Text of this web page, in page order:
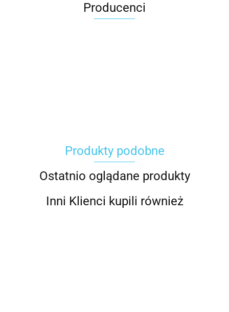
Producenci
Gerber
Produkty podobne
Ostatnio oglądane produkty
Inni Klienci kupili również